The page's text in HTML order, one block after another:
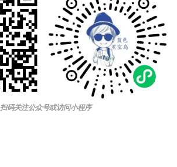
扫码关注公众号或访问小程序